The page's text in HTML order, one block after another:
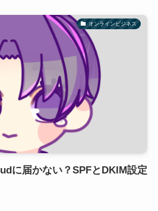
オンラインビジネス
に届かない？SPFとDKIM設定